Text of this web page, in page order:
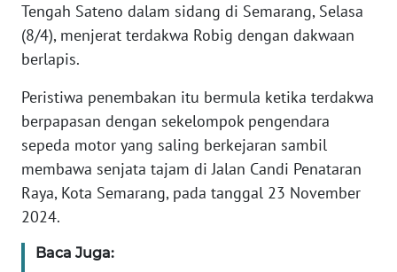
Tengah Sateno dalam sidang di Semarang, Selasa
(8/4), menjerat terdakwa Robig dengan dakwaan
berlapis.
Peristiwa penembakan itu bermula ketika terdakwa
berpapasan dengan sekelompok pengendara
sepeda motor yang saling berkejaran sambil
membawa senjata tajam di Jalan Candi Penataran
Raya, Kota Semarang, pada tanggal 23 November
2024.
Baca Juga:
KARIR
Wahana
News
Regional
WN
SUMUT